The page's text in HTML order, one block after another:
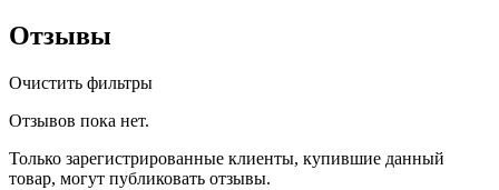
Отзывы
Очистить фильтры
Отзывов пока нет.
Только зарегистрированные клиенты, купившие данный
товар, могут публиковать отзывы.